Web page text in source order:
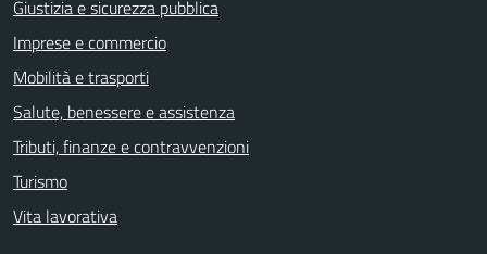
Giustizia e sicurezza pubblica
Imprese e commercio
Mobilità e trasporti
Salute, benessere e assistenza
Tributi, finanze e contravvenzioni
Turismo
Vita lavorativa